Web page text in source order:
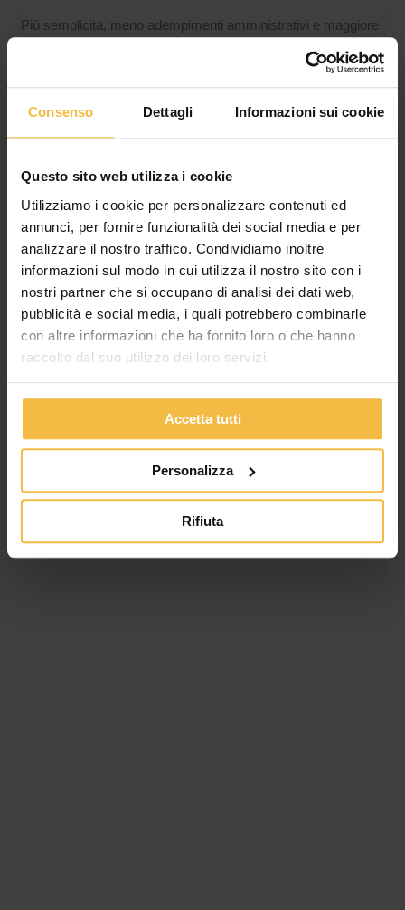
Consenso Dettagli Informazioni sui cookie
Questo sito web utilizza i cookie
Utilizziamo i cookie per personalizzare contenuti ed
annunci, per fornire funzionalità dei social media e per
analizzare il nostro traffico. Condividiamo inoltre
informazioni sul modo in cui utilizza il nostro sito con i
nostri partner che si occupano di analisi dei dati web,
pubblicità e social media, i quali potrebbero combinarle
con altre informazioni che ha fornito loro o che hanno
raccolto dal suo utilizzo dei loro servizi.
Accetta tutti
Personalizza
Rifiuta
Più semplicità, meno adempimenti amministrativi e maggiore
agricolo sempre più orientato all’innovazione e alla conformità
IL CONSORZIO AGRARIO DI CREMONA
APPROVA IL BILANCIO 2025: CRESCE IL
SOLIDITÀ PATRIMONIALE
L’Assemblea dei Soci conferma la fiducia nel percorso di
sviluppo del Consorzio. Valore della produzione a oltre 340
milioni di euro, utile netto a 674